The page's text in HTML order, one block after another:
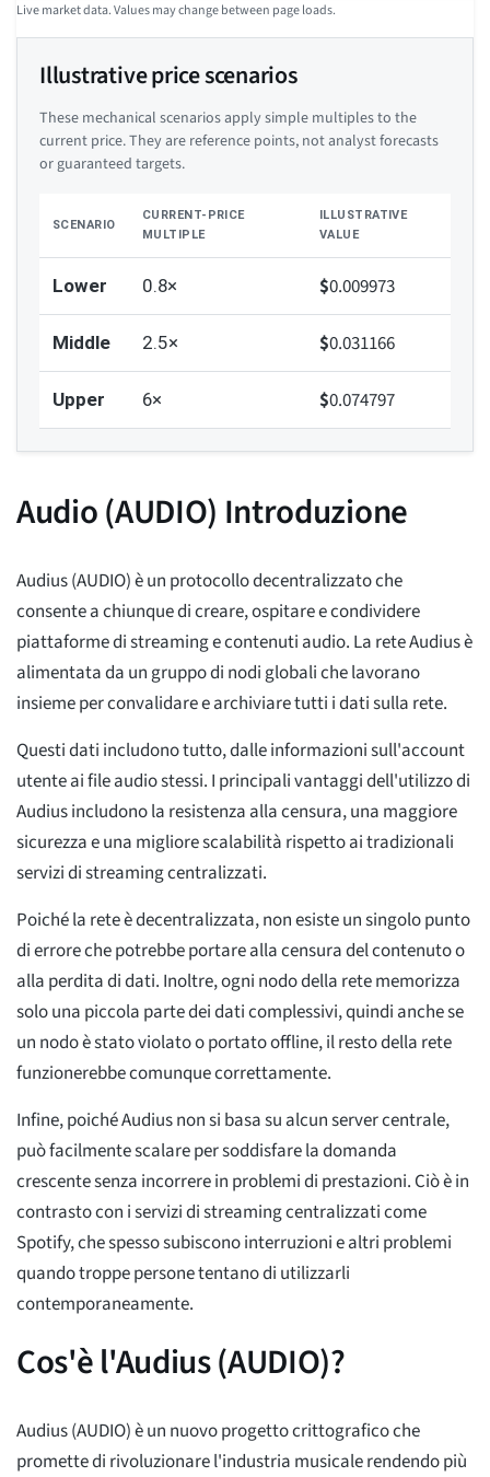
Live market data. Values may change between page loads.
Illustrative price scenarios
These mechanical scenarios apply simple multiples to the
current price. They are reference points, not analyst forecasts
or guaranteed targets.
SCENARIO
CURRENT-PRICE
MULTIPLE
ILLUSTRATIVE
VALUE
Lower 0.8× $0.009973
Middle 2.5× $0.031166
Upper 6× $0.074797
Audio (AUDIO) Introduzione
Audius (AUDIO) è un protocollo decentralizzato che
consente a chiunque di creare, ospitare e condividere
piattaforme di streaming e contenuti audio. La rete Audius è
alimentata da un gruppo di nodi globali che lavorano
insieme per convalidare e archiviare tutti i dati sulla rete.
Questi dati includono tutto, dalle informazioni sull'account
utente ai file audio stessi. I principali vantaggi dell'utilizzo di
Audius includono la resistenza alla censura, una maggiore
sicurezza e una migliore scalabilità rispetto ai tradizionali
servizi di streaming centralizzati.
Poiché la rete è decentralizzata, non esiste un singolo punto
di errore che potrebbe portare alla censura del contenuto o
alla perdita di dati. Inoltre, ogni nodo della rete memorizza
solo una piccola parte dei dati complessivi, quindi anche se
un nodo è stato violato o portato offline, il resto della rete
funzionerebbe comunque correttamente.
Infine, poiché Audius non si basa su alcun server centrale,
può facilmente scalare per soddisfare la domanda
crescente senza incorrere in problemi di prestazioni. Ciò è in
contrasto con i servizi di streaming centralizzati come
Spotify, che spesso subiscono interruzioni e altri problemi
quando troppe persone tentano di utilizzarli
contemporaneamente.
Cos'è l'Audius (AUDIO)?
Audius (AUDIO) è un nuovo progetto crittografico che
promette di rivoluzionare l'industria musicale rendendo più